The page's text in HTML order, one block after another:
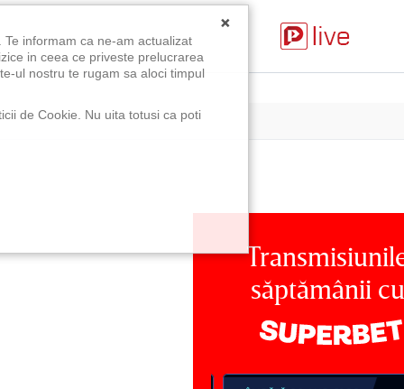
săptămânii cu
×
informam ca ne-am actualizat
in ceea ce priveste prelucrarea
ul nostru te rugam sa aloci timpul
de Cookie. Nu uita totusi ca poti